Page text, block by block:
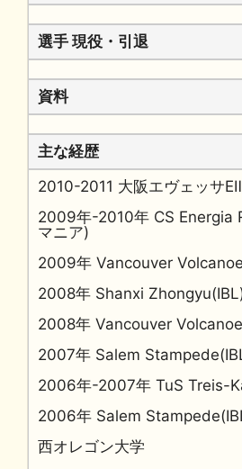
選手 現役・引退
資料
主な経歴
2010-2011 大阪エヴェッサEⅡ
2009年-2010年 CS Energia
マニア)
2009年 Vancouver
2008年 Shanxi
2008年 Vancouver
2007年 Salem
2006年-2007年 TuS Treis-
2006年 Salem
西オレゴン大学